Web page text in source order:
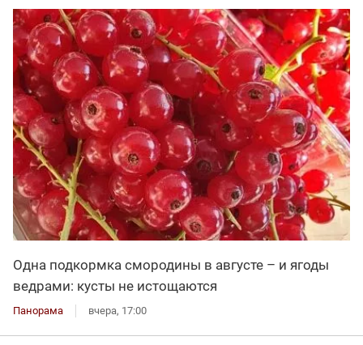
Одна подкормка смородины в августе – и ягоды
ведрами: кусты не истощаются
Панорама вчера, 17:00